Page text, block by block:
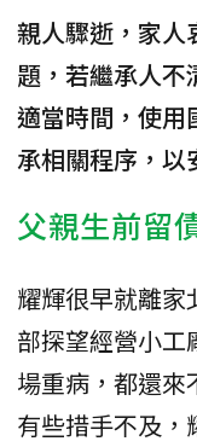
親人驟逝，家人
題，若繼承人不
適當時間，使用
承相關程序，以
父親生前留
耀輝很早就離家
部探望經營小工
場重病，都還來
有些措手不及，